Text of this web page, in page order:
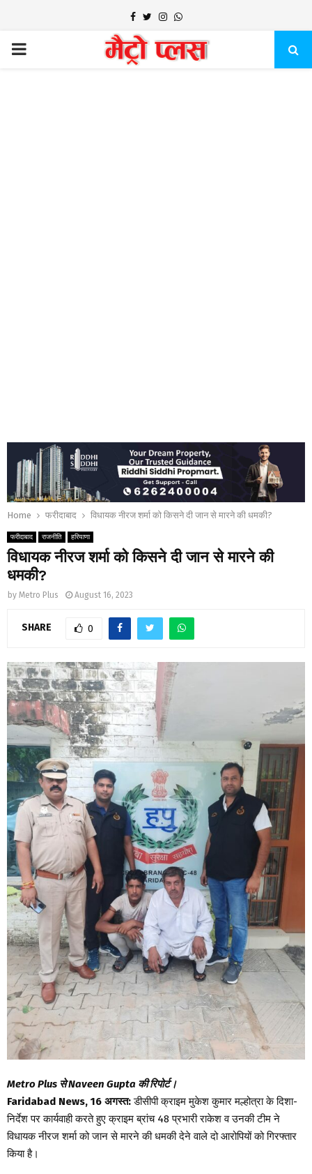
Facebook
TwitterInstagram
Whatsapp
PRIMARY
Home फरीदाबाद विधायक नीरज शर्मा को किसने दी जान से मारने की धमकी?
फरीदाबाद राजनीति हरियाणा
विधायक नीरज शर्मा को किसने दी जान से मारने की
धमकी?
by Metro Plus August 16, 2023
SHARE 0
Metro Plus से Naveen Gupta की रिपोर्ट।
Faridabad News, 16 अगस्त:डीसीपी क्राइम मुकेश कुमार मल्होत्रा के दिशा-
निर्देश पर कार्यवाही करते हुए क्राइम ब्रांच 48 प्रभारी राकेश व उनकी टीम ने
विधायक नीरज शर्मा को जान से मारने की धमकी देने वाले दो आरोपियों को गिरफ्तार
किया है।